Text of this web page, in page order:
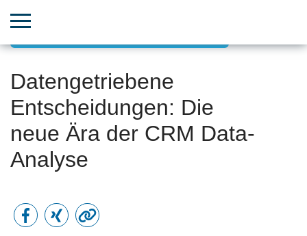
Datengetriebene
Entscheidungen: Die
neue Ära der CRM Data-
Analyse